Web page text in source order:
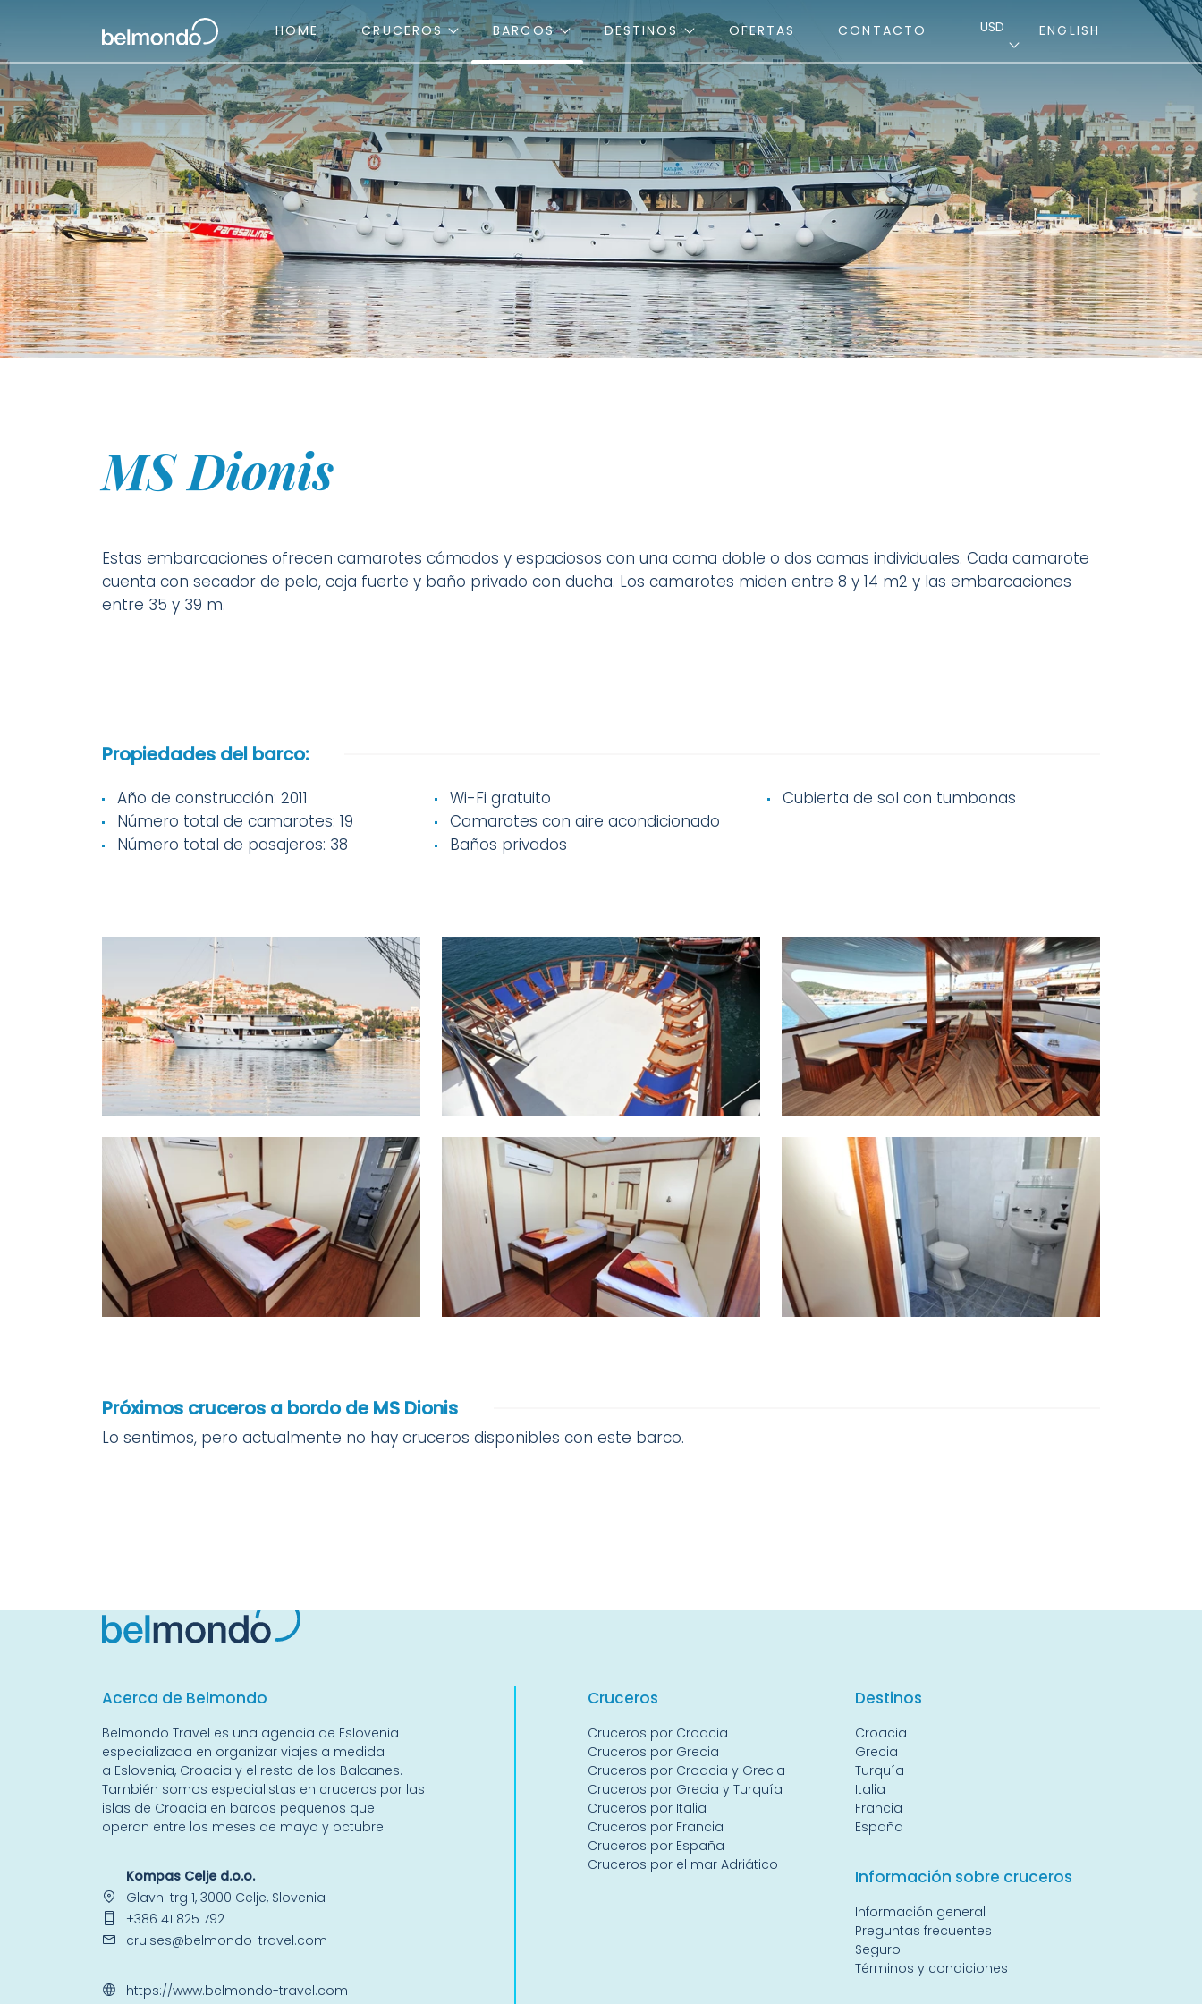
HOME CRUCEROS BARCOS DESTINOS OFERTAS CONTACTO USD ENGLISH
MS Dionis
Estas embarcaciones ofrecen camarotes cómodos y espaciosos con una cama doble o dos camas individuales. Cada camarote
cuenta con secador de pelo, caja fuerte y baño privado con ducha. Los camarotes miden entre 8 y 14 m2 y las embarcaciones
entre 35 y 39 m.
Propiedades del barco:
Año de construcción: 2011
Número total de camarotes: 19
Número total de pasajeros: 38
Wi-Fi gratuito
Camarotes con aire acondicionado
Baños privados
Cubierta de sol con tumbonas
Próximos cruceros a bordo de MS Dionis
Lo sentimos, pero actualmente no hay cruceros disponibles con este barco.
Acerca de Belmondo
Belmondo Travel es una agencia de Eslovenia
especializada en organizar viajes a medida
a Eslovenia, Croacia y el resto de los Balcanes.
También somos especialistas en cruceros por las
islas de Croacia en barcos pequeños que
operan entre los meses de mayo y octubre.
Kompas Celje d.o.o.
Glavni trg 1, 3000 Celje, Slovenia
+386 41 825 792
cruises@belmondo-travel.com
https://www.belmondo-travel.com
Cruceros
Cruceros por Croacia
Cruceros por Grecia
Cruceros por Croacia y Grecia
Cruceros por Grecia y Turquía
Cruceros por Italia
Cruceros por Francia
Cruceros por España
Cruceros por el mar Adriático
Destinos
Croacia
Grecia
Turquía
Italia
Francia
España
Información sobre cruceros
Información general
Preguntas frecuentes
Seguro
Términos y condiciones